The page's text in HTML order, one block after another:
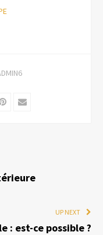
Pinterest
Email
UP NEXT
: est-ce possible ?